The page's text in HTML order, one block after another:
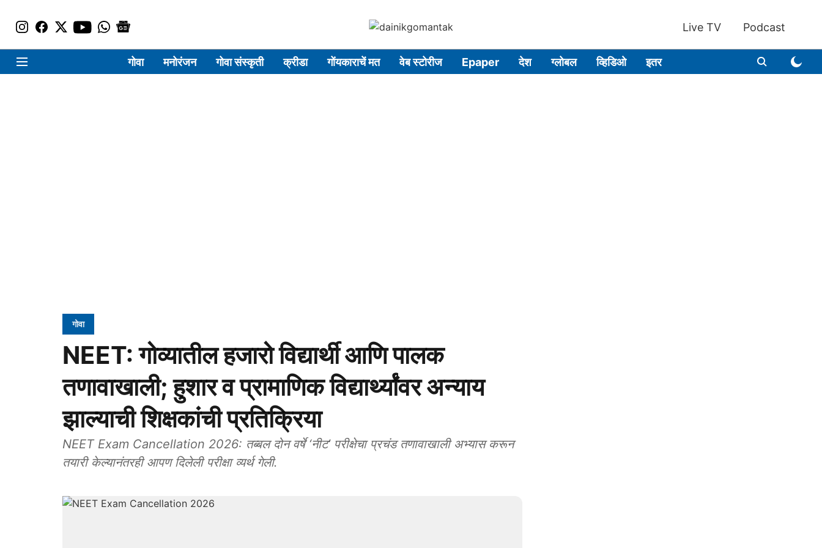
Live TV Podcast
गोवा मनोरंजन गोवा संस्कृती क्रीडा गोंयकाराचें मत वेब स्टोरीज Epaper देश ग्लोबल व्हिडिओ इतर
गोवा
NEET: गोव्यातील हजारो विद्यार्थी आणि पालक
तणावाखाली; हुशार व प्रामाणिक विद्यार्थ्यांवर अन्‍याय
झाल्‍याची शिक्षकांची प्रतिक्रिया
NEET Exam Cancellation 2026: तब्‍बल दोन वर्षे ‘नीट’ परीक्षेचा प्रचंड तणावाखाली अभ्‍यास करून
तयारी केल्‍यानंतरही आपण दिलेली परीक्षा व्‍यर्थ गेली.